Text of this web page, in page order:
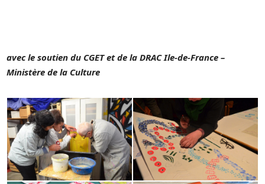
avec le soutien du CGET et de la DRAC Ile-de-France –
Ministère de la Culture